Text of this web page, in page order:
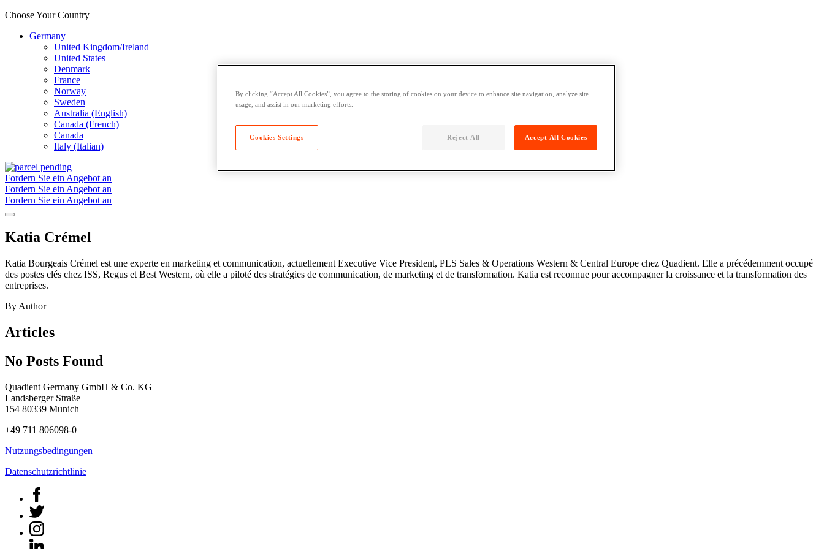
Choose Your Country
Germany
United Kingdom/Ireland
United States
Denmark
France
Norway
Sweden
Australia (English)
Canada (French)
Canada
Italy (Italian)
Fordern Sie ein Angebot an
Fordern Sie ein Angebot an
Fordern Sie ein Angebot an
Katia Crémel
Katia Bourgeais Crémel est une experte en marketing et communication, actuellement Executive Vice President, PLS Sales & Operations Western & Central Europe chez Quadient. Elle a précédemment occupé
des postes clés chez ISS, Regus et Best Western, où elle a piloté des stratégies de communication, de marketing et de transformation. Katia est reconnue pour accompagner la croissance et la transformation des
entreprises.
By Author
Articles
No Posts Found
Quadient Germany GmbH & Co. KG
Landsberger Straße
154 80339 Munich
+49 711 806098-0
Nutzungsbedingungen
Datenschutzrichtlinie
By clicking “Accept All Cookies”, you agree to the storing of cookies on your device to enhance site navigation, analyze site
usage, and assist in our marketing efforts.
Cookies Settings Reject All Accept All Cookies